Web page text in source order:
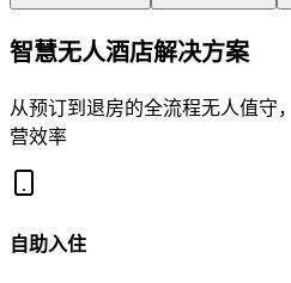
智慧无人酒店解决方案
从预订到退房的全流程无人值守
营效率
自助入住